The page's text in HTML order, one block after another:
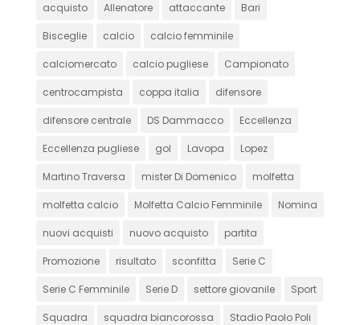
acquisto Allenatore attaccante Bari
Bisceglie calcio calcio femminile
calciomercato calcio pugliese Campionato
centrocampista coppa italia difensore
difensore centrale DS Dammacco Eccellenza
Eccellenza pugliese gol Lavopa Lopez
Martino Traversa mister Di Domenico molfetta
molfetta calcio Molfetta Calcio Femminile Nomina
nuovi acquisti nuovo acquisto partita
Promozione risultato sconfitta Serie C
Serie C Femminile Serie D settore giovanile Sport
Squadra squadra biancorossa Stadio Paolo Poli